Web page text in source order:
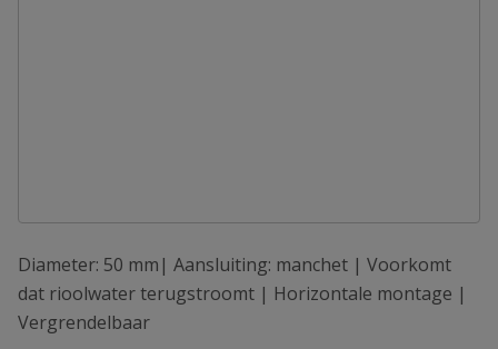
Diameter: 50 mm| Aansluiting: manchet | Voorkomt
dat rioolwater terugstroomt | Horizontale montage |
Vergrendelbaar